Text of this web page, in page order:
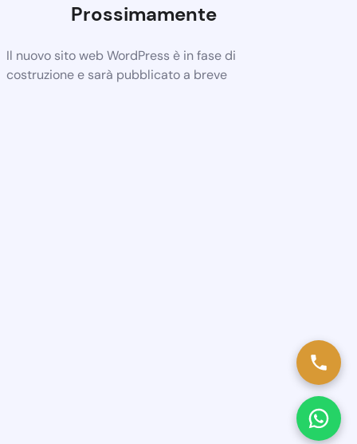
Prossimamente
Il nuovo sito web WordPress è in fase di
costruzione e sarà pubblicato a breve